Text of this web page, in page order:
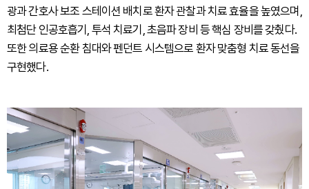
광과 간호사 보조 스테이션 배치로 환자 관찰과 치료 효율을 높였으며,
최첨단 인공호흡기, 투석 치료기, 초음파 장비 등 핵심 장비를 갖췄다.
또한 의료용 순환 침대와 펜던트 시스템으로 환자 맞춤형 치료 동선을
구현했다.